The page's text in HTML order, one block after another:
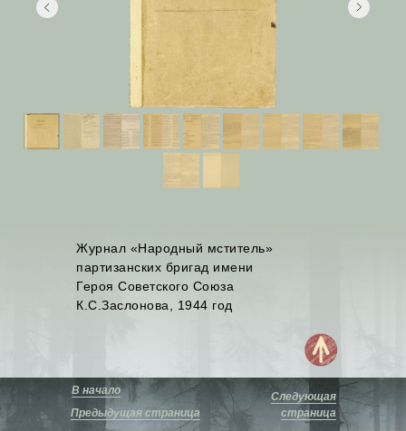
Журнал «Народный мститель»
партизанских бригад имени
Героя Советского Союза
К.С.Заслонова, 1944 год
Предыдущая страница
В начало
Следующая
страница